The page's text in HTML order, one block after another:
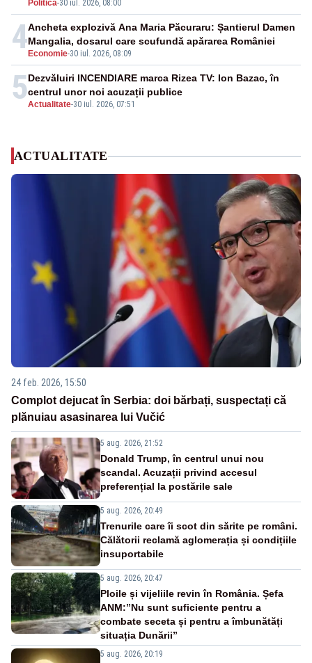
Politica-30 iul. 2026, 08:00
4 Economie-30 iul. 2026, 08:09
Ancheta explozivă Ana Maria Păcuraru: Șantierul Damen
Mangalia, dosarul care scufundă apărarea României
5Actualitate-30 iul. 2026, 07:51
Dezvăluiri INCENDIARE marca Rizea TV: Ion Bazac, în
centrul unor noi acuzații publice
ACTUALITATE
24 feb. 2026, 15:50
Complot dejucat în Serbia: doi bărbați, suspectați că
plănuiau asasinarea lui Vučić
5 aug. 2026, 21:52
Donald Trump, în centrul unui nou
scandal. Acuzații privind accesul
preferențial la postările sale
5 aug. 2026, 20:49
Trenurile care îi scot din sărite pe români.
Călătorii reclamă aglomerația și condițiile
insuportabile
5 aug. 2026, 20:47
Ploile și vijeliile revin în România. Șefa
ANM:”Nu sunt suficiente pentru a
combate seceta și pentru a îmbunătăți
situația Dunării”
5 aug. 2026, 20:19